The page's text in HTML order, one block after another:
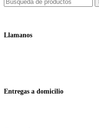
Llamanos
Entregas a domicilio